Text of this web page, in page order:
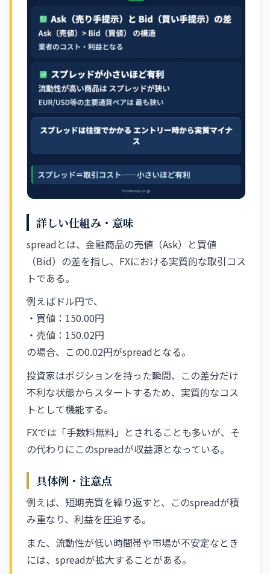
詳しい仕組み・意味
spreadとは、金融商品の売値（Ask）と買値
（Bid）の差を指し、FXにおける実質的な取引コス
トである。
例えばドル円で、
・買値：150.00円
・売値：150.02円
の場合、この0.02円がspreadとなる。
投資家はポジションを持った瞬間、この差分だけ
不利な状態からスタートするため、実質的なコス
トとして機能する。
FXでは「手数料無料」とされることも多いが、そ
の代わりにこのspreadが収益源となっている。
具体例・注意点
例えば、短期売買を繰り返すと、このspreadが積
み重なり、利益を圧迫する。
また、流動性が低い時間帯や市場が不安定なとき
には、spreadが拡大することがある。